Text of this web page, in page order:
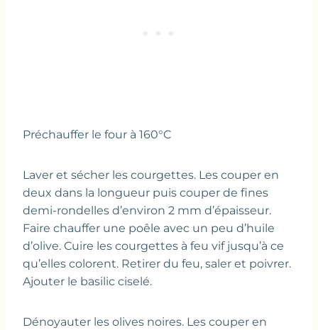
Préchauffer le four à 160°C
Laver et sécher les courgettes. Les couper en
deux dans la longueur puis couper de fines
demi-rondelles d’environ 2 mm d’épaisseur.
Faire chauffer une poêle avec un peu d’huile
d’olive. Cuire les courgettes à feu vif jusqu’à ce
qu’elles colorent. Retirer du feu, saler et poivrer.
Ajouter le basilic ciselé.
Dénoyauter les olives noires. Les couper en